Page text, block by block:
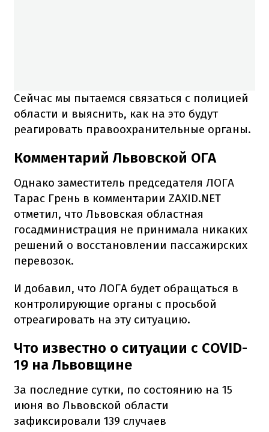
Сейчас мы пытаемся связаться с полицией
области и выяснить, как на это будут
реагировать правоохранительные органы.
Комментарий Львовской ОГА
Однако заместитель председателя ЛОГА
Тарас Грень в комментарии ZAXID.NET
отметил, что Львовская областная
госадминистрация не принимала никаких
решений о восстановлении пассажирских
перевозок.
И добавил, что ЛОГА будет обращаться в
контролирующие органы с просьбой
отреагировать на эту ситуацию.
Что известно о ситуации с COVID-
19 на Львовщине
За последние сутки, по состоянию на 15
июня во Львовской области
зафиксировали 139 случаев